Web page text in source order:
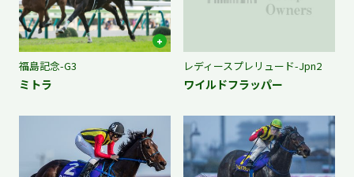
福島記念-G3
ミトラ
レディースプレリュード-Jpn2
ワイルドフラッパー